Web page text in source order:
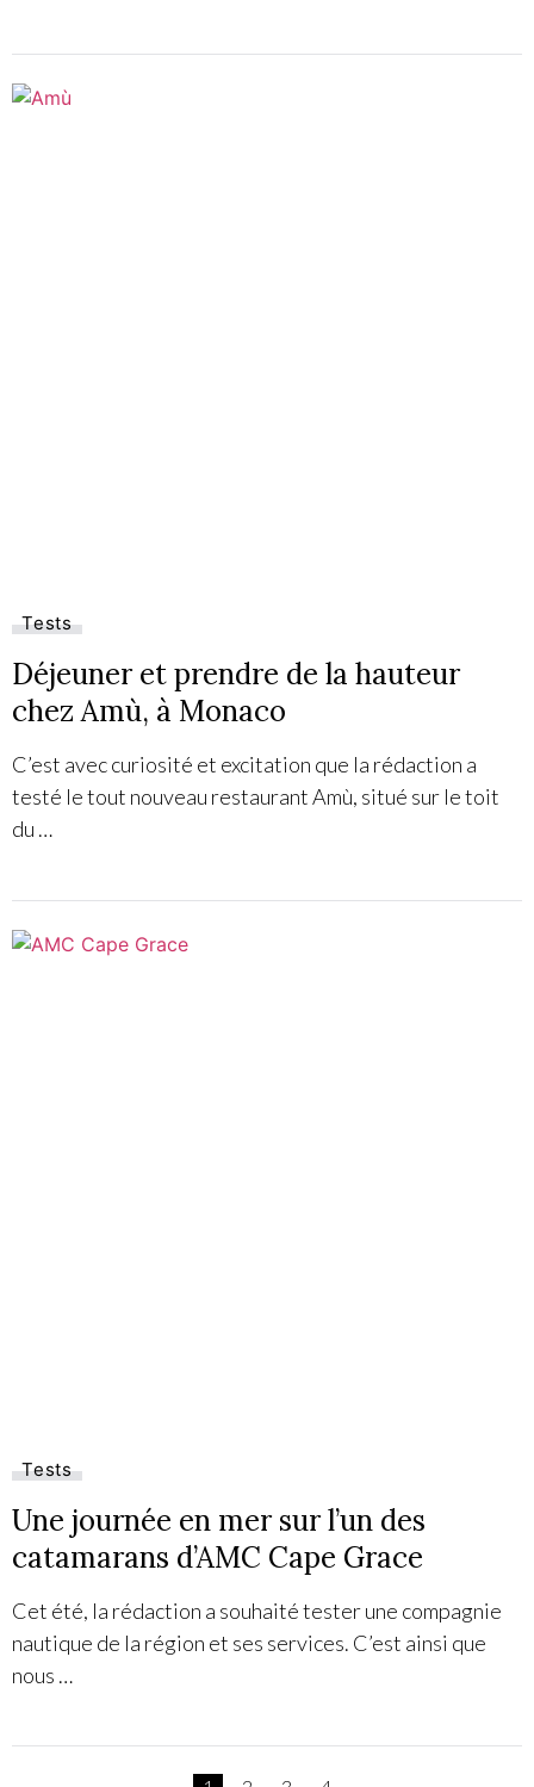
Tests
Déjeuner et prendre de la hauteur
chez Amù, à Monaco
C’est avec curiosité et excitation que la rédaction a
testé le tout nouveau restaurant Amù, situé sur le toit
du …
Tests
Une journée en mer sur l’un des
catamarans d’AMC Cape Grace
Cet été, la rédaction a souhaité tester une compagnie
nautique de la région et ses services. C’est ainsi que
nous …